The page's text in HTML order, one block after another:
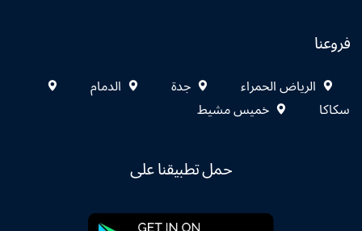
فروعنا
الرياض الحمراء جدة
الدمام
سكاكا
خميس مشيط
حمل تطبيقنا على